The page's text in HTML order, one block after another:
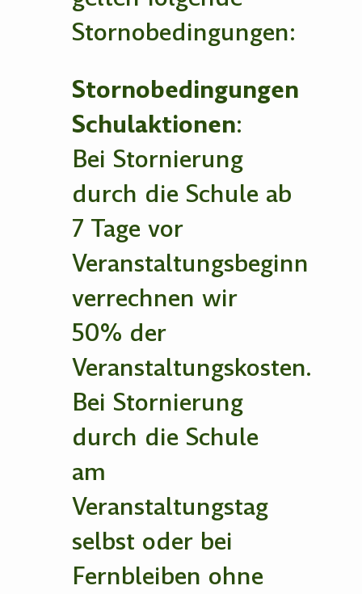
Stornobedingungen:
Stornobedingungen
Schulaktionen:
Bei Stornierung
durch die Schule ab
7 Tage vor
Veranstaltungsbeginn
verrechnen wir
50% der
Veranstaltungskosten.
Bei Stornierung
durch die Schule
am
Veranstaltungstag
selbst oder bei
Fernbleiben ohne